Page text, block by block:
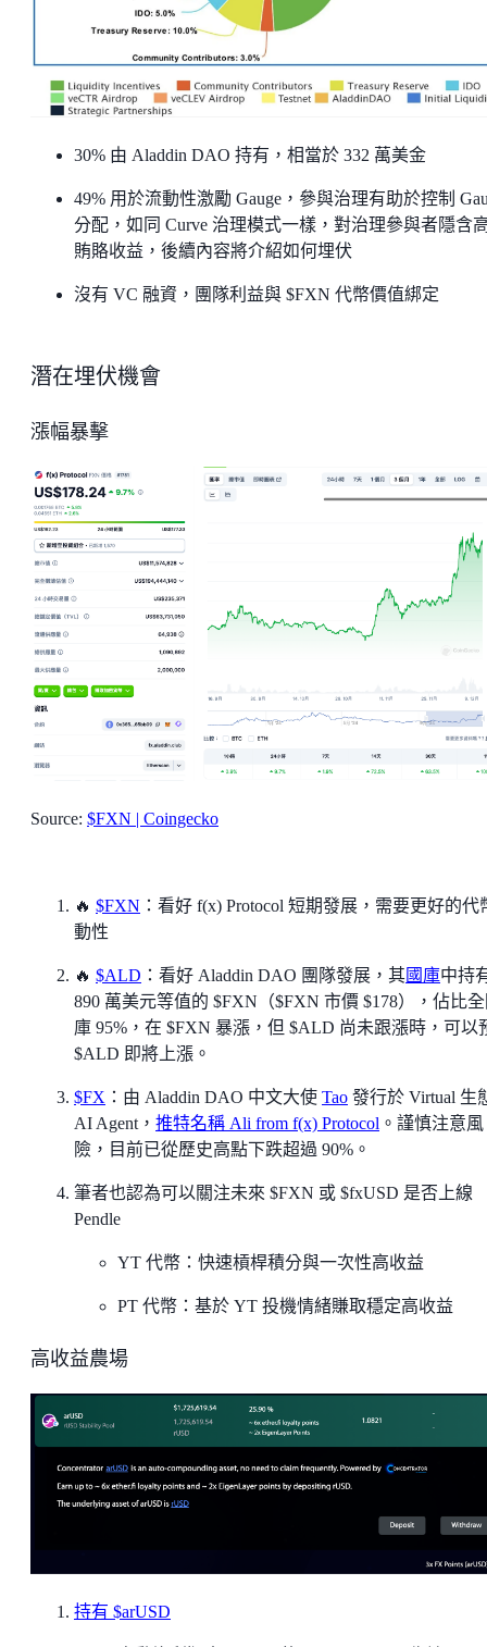
30% 由 Aladdin DAO 持有，相當於 332 萬美金
49% 用於流動性激勵 Gauge，參與治理有助於控制
分配，如同 Curve 治理模式一樣，對治理參與者隱含
賄賂收益，後續內容將介紹如何埋伏
沒有 VC 融資，團隊利益與 $FXN 代幣價值綁定
潛在埋伏機會
漲幅暴擊
Source: $FXN | Coingecko
🔥 $FXN ：看好 f(x) Protocol 短期發展，需要更好的代
動性
🔥 $ALD ：看好 Aladdin DAO 團隊發展，其國庫中持
890 萬美元等值的 $FXN（$FXN 市價 $178），佔比
庫 95%，在 $FXN 暴漲，但 $ALD 尚未跟漲時，可以
$ALD 即將上漲。
$FX ：由 Aladdin DAO 中文大使 Tao 發行於 Virtual 生
AI Agent， 推特名稱 Ali from f(x) Protocol 。謹慎注意風
險，目前已從歷史高點下跌超過 90%。
筆者也認為可以關注未來 $FXN 或 $fxUSD 是否上線
Pendle
YT 代幣：快速槓桿積分與一次性高收益
PT 代幣：基於 YT 投機情緒賺取穩定高收益
高收益農場
持有 $arUSD